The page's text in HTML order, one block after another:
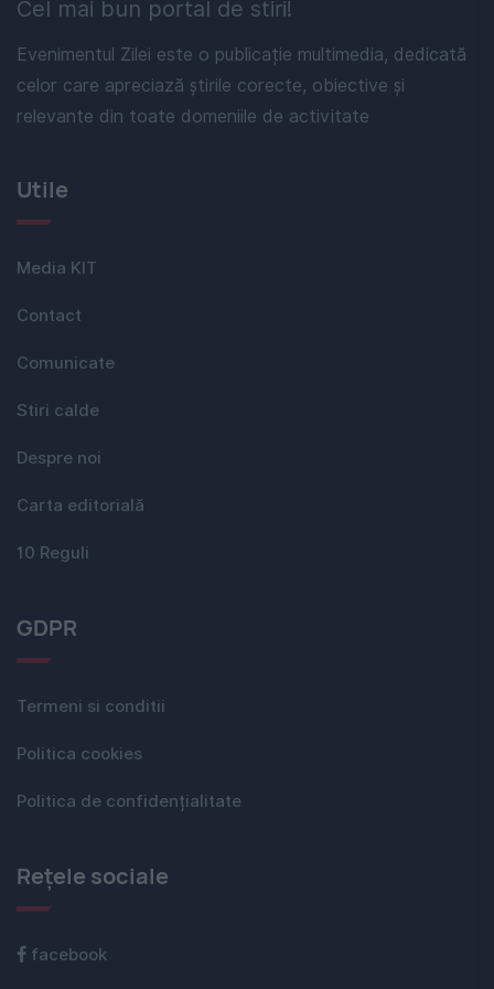
Cel mai bun portal de stiri!
Evenimentul Zilei este o publicație multimedia, dedicată
celor care apreciază știrile corecte, obiective și
relevante din toate domeniile de activitate
Utile
Media KIT
Contact
Comunicate
Stiri calde
Despre noi
Carta editorială
10 Reguli
GDPR
Termeni si conditii
Politica cookies
Politica de confidențialitate
Rețele sociale
facebook